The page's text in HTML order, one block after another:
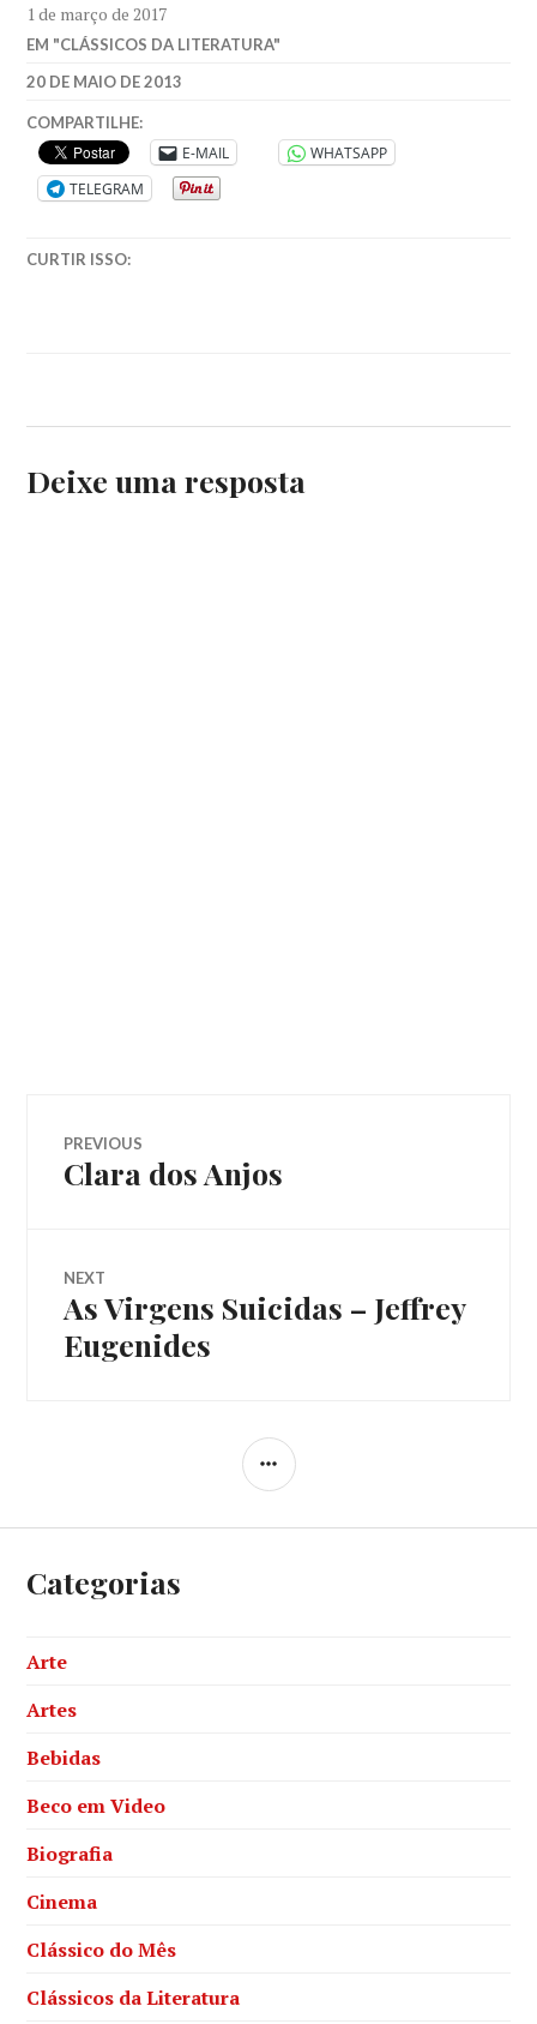
1 de março de 2017
EM "CLÁSSICOS DA LITERATURA"
VAN26
20 DE MAIO DE 2013
COMPARTILHE:
E-MAIL
WHATSAPP
TELEGRAM
CURTIR ISSO:
Deixe uma resposta
Navegação
de
Post
PREVIOUS
Previous
Clara dos Anjos
NEXT
Next
post:
As Virgens Suicidas – Jeffrey
Eugenides
SIDEBAR
Categorias
Arte
Artes
Bebidas
Beco em Video
Biografia
Cinema
Clássico do Mês
Clássicos da Literatura